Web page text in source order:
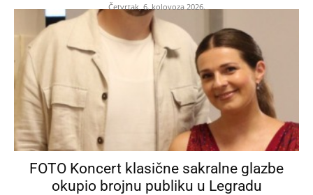
Četvrtak, 6. kolovoza 2026.
FOTO Koncert klasične sakralne glazbe
okupio brojnu publiku u Legradu